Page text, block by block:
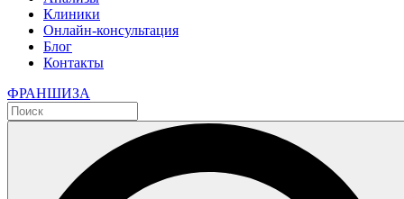
Клиники
Онлайн-консультация
Блог
Контакты
ФРАНШИЗА